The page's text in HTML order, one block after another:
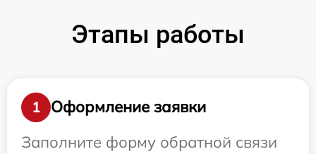
Этапы работы
1
Оформление заявки
Заполните форму обратной связи